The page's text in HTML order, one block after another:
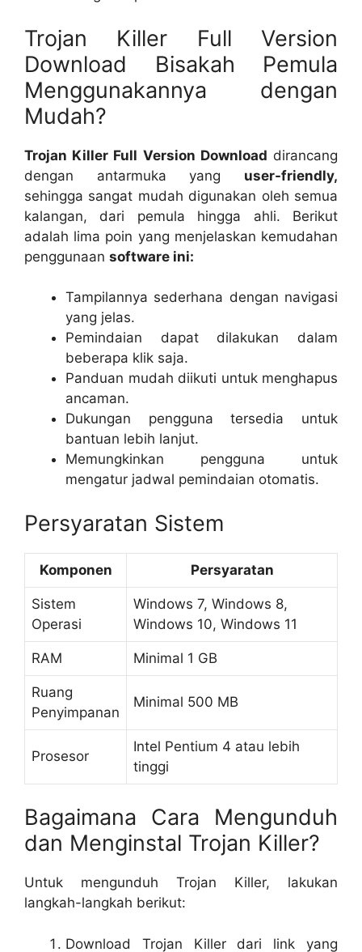
Trojan Killer Full Version
Download Bisakah Pemula
Menggunakannya dengan
Mudah?
Trojan Killer Full Version Download dirancang
dengan antarmuka yang user-friendly,
sehingga sangat mudah digunakan oleh semua
kalangan, dari pemula hingga ahli. Berikut
adalah lima poin yang menjelaskan kemudahan
penggunaan software ini:
Tampilannya sederhana dengan navigasi
yang jelas.
Pemindaian dapat dilakukan dalam
beberapa klik saja.
Panduan mudah diikuti untuk menghapus
ancaman.
Dukungan pengguna tersedia untuk
bantuan lebih lanjut.
Memungkinkan pengguna untuk
mengatur jadwal pemindaian otomatis.
Persyaratan Sistem
Komponen Persyaratan
Sistem
Operasi
Windows 7, Windows 8,
Windows 10, Windows 11
RAM Minimal 1 GB
Ruang
Penyimpanan
Minimal 500 MB
Prosesor
Intel Pentium 4 atau lebih
tinggi
Bagaimana Cara Mengunduh
dan Menginstal Trojan Killer?
Untuk mengunduh Trojan Killer, lakukan
langkah-langkah berikut:
Download Trojan Killer dari link yang